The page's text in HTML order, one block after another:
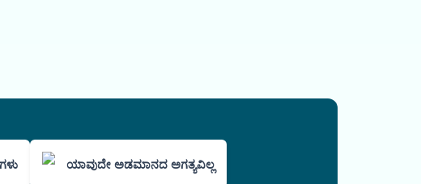
ಯಾವುದೇ ಅಡಮಾನದ ಅಗತ್ಯವಿಲ್ಲ